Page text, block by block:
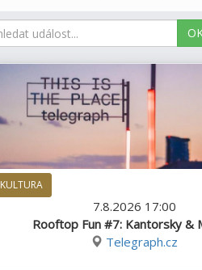
KULTURA
7.8.2026 17:00
Rooftop Fun #7: Kantorsky &
Telegraph.cz